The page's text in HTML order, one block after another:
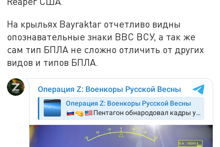
На крыльях Bayraktar отчетливо видны
опознавательные знаки ВВС ВСУ, а так же
сам тип БПЛА не сложно отличить от других
видов и типов БПЛА.